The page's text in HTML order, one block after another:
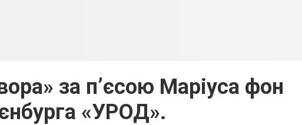
за п’єсою Маріуса фон
«УРОД».